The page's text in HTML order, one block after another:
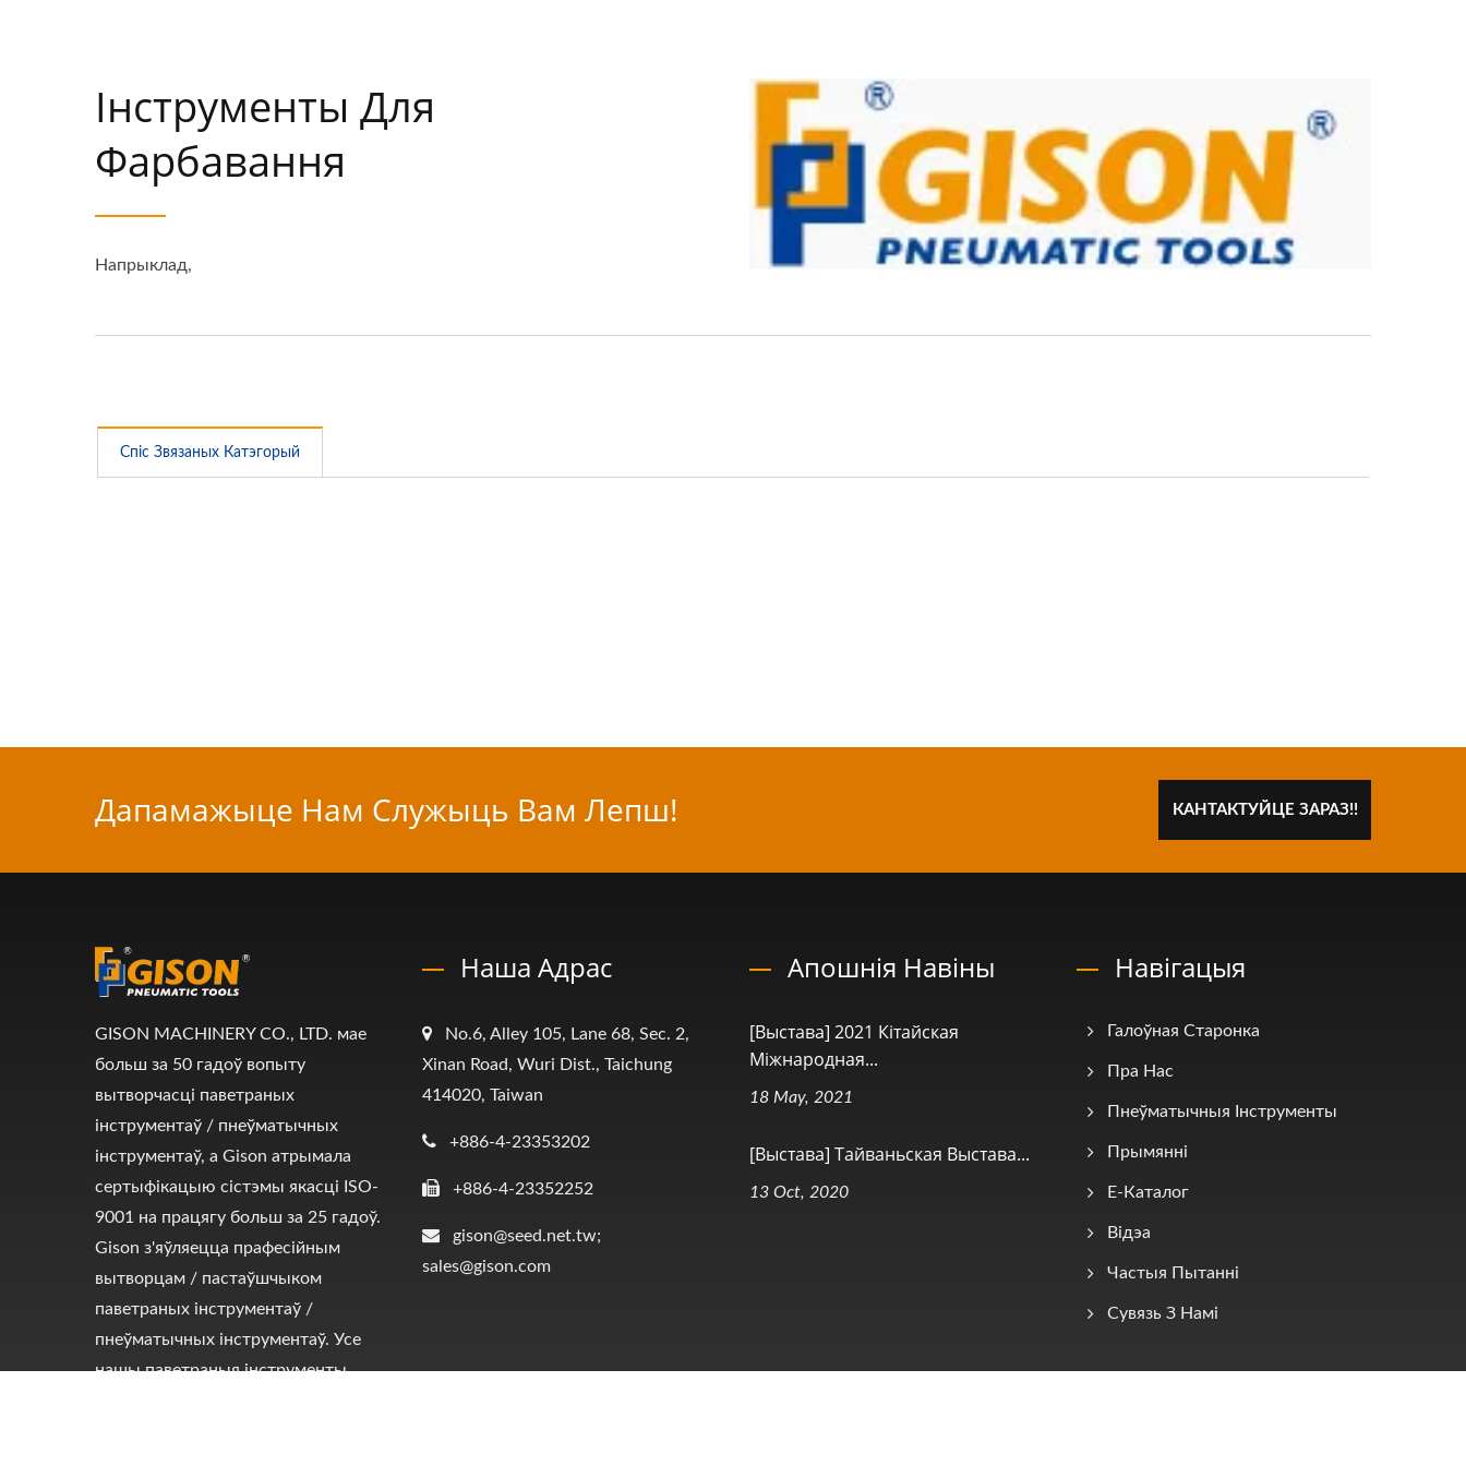
Інструменты Для
Фарбавання
Напрыклад,
Спіс Звязаных Катэгорый
Дапамажыце Нам Служыць Вам Лепш! КАНТАКТУЙЦЕ ЗАРАЗ!!
GISON MACHINERY CO., LTD. мае
больш за 50 гадоў вопыту
вытворчасці паветраных
інструментаў / пнеўматычных
інструментаў, а Gison атрымала
сертыфікацыю сістэмы якасці ISO-
9001 на працягу больш за 25 гадоў.
Gison з'яўляецца прафесійным
вытворцам / пастаўшчыком
паветраных інструментаў /
пнеўматычных інструментаў. Усе
нашы паветраныя інструменты
Наша Адрас
No.6, Alley 105, Lane 68, Sec. 2,
Xinan Road, Wuri Dist., Taichung
414020, Taiwan
+886-4-23353202
+886-4-23352252
gison@seed.net.tw;
sales@gison.com
Апошнія Навіны
[Выстава] 2021 Кітайская
Міжнародная...
18 May, 2021
[Выстава] Тайваньская Выстава...
13 Oct, 2020
Навігацыя
Галоўная Старонка
Пра Нас
Пнеўматычныя Інструменты
Прымянні
E-Каталог
Відэа
Частыя Пытанні
Сувязь З Намі